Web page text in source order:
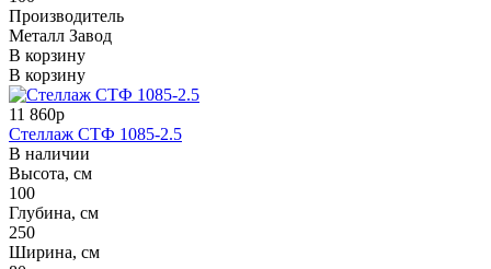
Производитель
Металл Завод
В корзину
В корзину
11 860р
Стеллаж СТФ 1085-2.5
В наличии
Высота, см
100
Глубина, см
250
Ширина, см